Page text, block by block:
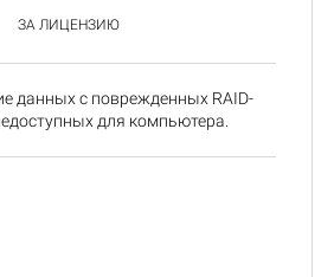
ЗА ЛИЦЕНЗИЮ
данных с поврежденных RAID-
для компьютера.